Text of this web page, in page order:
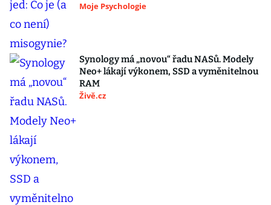
Moje Psychologie
Synology má „novou“ řadu NASů. Modely
Neo+ lákají výkonem, SSD a vyměnitelnou
RAM
Živě.cz